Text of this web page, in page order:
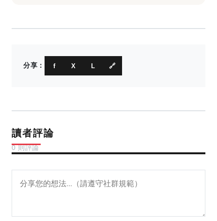
分享： f X L 🔗
讀者評論
0 則評論